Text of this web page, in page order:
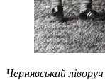
Чернявський